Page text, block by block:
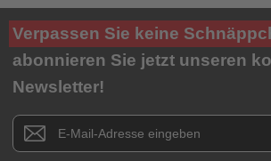
Ihre Bewertung**
★★★★★
Titel**
E-Mail-Adresse
Verpassen Sie keine
abonnieren Sie jetzt unseren
Newsletter!
Newsletter E-Mail Adresse